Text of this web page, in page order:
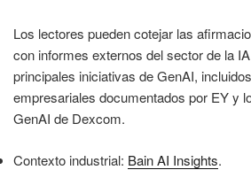
Los lectores pueden cotejar las
con informes externos del sector de la
principales iniciativas de GenAI,
empresariales documentados por EY y
GenAI de Dexcom.
Contexto industrial: Bain AI Insights.